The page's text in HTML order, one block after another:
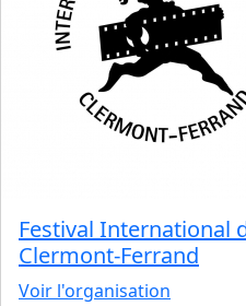
Festival International
Clermont-Ferrand
Voir l'organisation